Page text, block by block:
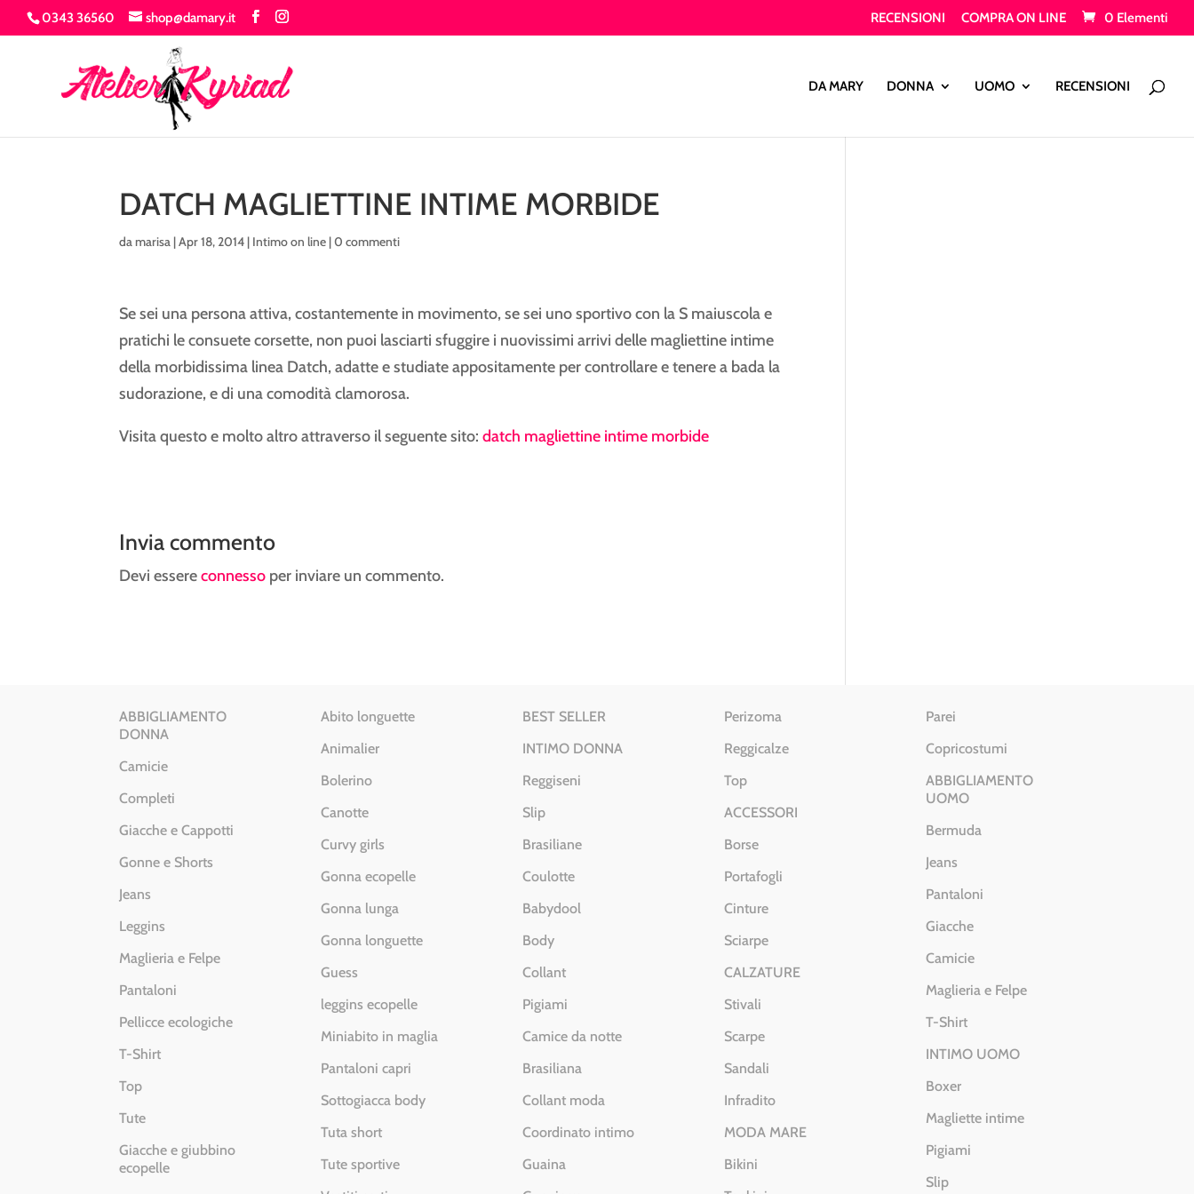
0343 36560 shop@damary.it RECENSIONI COMPRA ON LINE 0 Elementi
DA MARY DONNA UOMO RECENSIONI
Products
DATCH MAGLIETTINE INTIME MORBIDE
damarisa |Apr 18, 2014 | Intimo on line |0 commenti
Se sei una persona attiva, costantemente in movimento, se sei uno sportivo con la S maiuscola e
pratichi le consuete corsette, non puoi lasciarti sfuggire i nuovissimi arrivi delle magliettine intime
della morbidissima linea Datch, adatte e studiate appositamente per controllare e tenere a bada la
sudorazione, e di una comodità clamorosa.
Visita questo e molto altro attraverso il seguente sito:datch magliettine intime morbide
Invia commento
Devi essereconnesso per inviare un commento.
ABBIGLIAMENTO
DONNA
Camicie
Completi
Giacche e Cappotti
Gonne e Shorts
Jeans
Leggins
Maglieria e Felpe
Pantaloni
Pellicce ecologiche
T-Shirt
Top
Tute
Giacche e giubbino
ecopelle
Abito longuette
Animalier
Bolerino
Canotte
Curvy girls
Gonna ecopelle
Gonna lunga
Gonna longuette
Guess
leggins ecopelle
Miniabito in maglia
Pantaloni capri
Sottogiacca body
Tuta short
Tute sportive
BEST SELLER
INTIMO DONNA
Reggiseni
Slip
Brasiliane
Coulotte
Babydool
Body
Collant
Pigiami
Camice da notte
Brasiliana
Collant moda
Coordinato intimo
Guaina
Perizoma
Reggicalze
Top
ACCESSORI
Borse
Portafogli
Cinture
Sciarpe
CALZATURE
Stivali
Scarpe
Sandali
Infradito
MODA MARE
Bikini
Parei
Copricostumi
ABBIGLIAMENTO
UOMO
Bermuda
Jeans
Pantaloni
Giacche
Camicie
Maglieria e Felpe
T-Shirt
INTIMO UOMO
Boxer
Magliette intime
Pigiami
Slip